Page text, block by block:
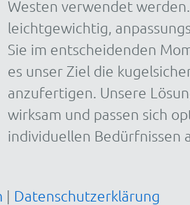
Westen verwendet
leichtgewichtig,
Sie im entscheidenden
es unser Ziel die
anzufertigen. Unsere
wirksam und passen sich
individuellen Bedürfnissen
| Datenschutzerklärung